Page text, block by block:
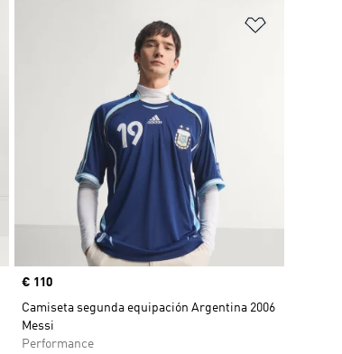
Añadir a la lista de deseos
Precio
€ 110
Camiseta segunda equipación Argentina 2006
Messi
Performance